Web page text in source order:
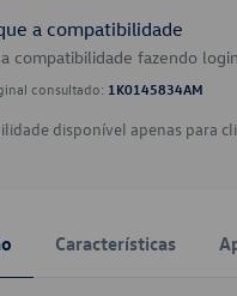
a compatibilidade
compatibilidade fazendo
consultado: 1K0145834AM
disponível apenas para
Características